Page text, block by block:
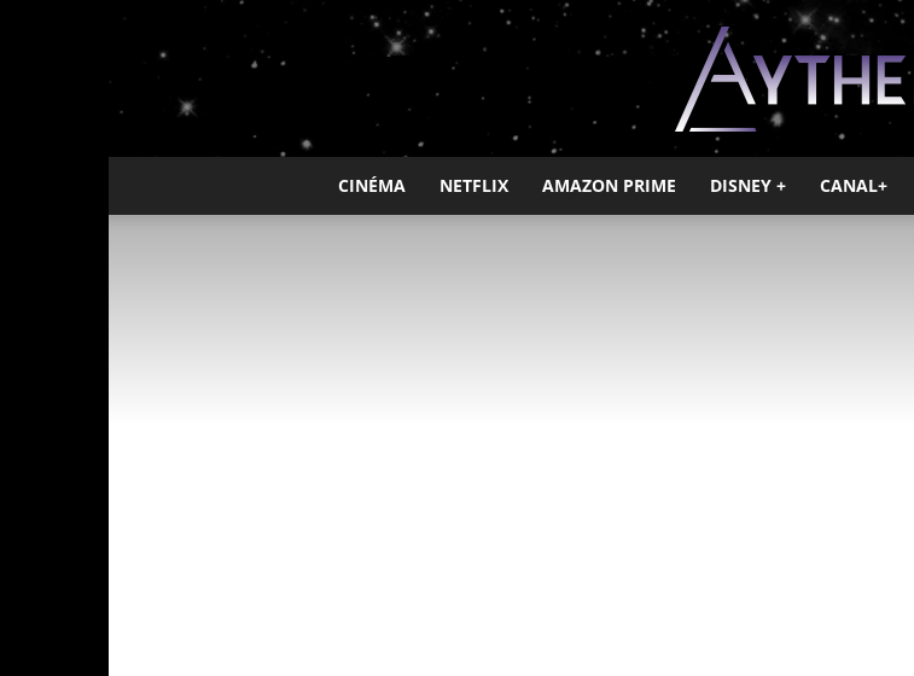
Ayther
CINÉMA NETFLIX AMAZON PRIME DISNEY + CANAL+